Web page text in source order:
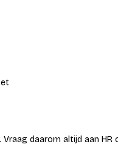
daarom altijd aan